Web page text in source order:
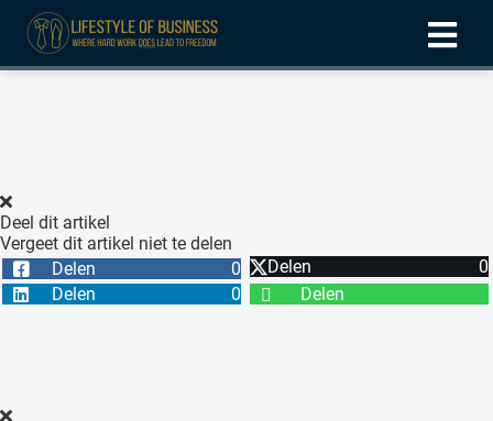
Deel dit artikel
Vergeet dit artikel niet te delen
Delen
0 Delen
0
Delen
0 Delen